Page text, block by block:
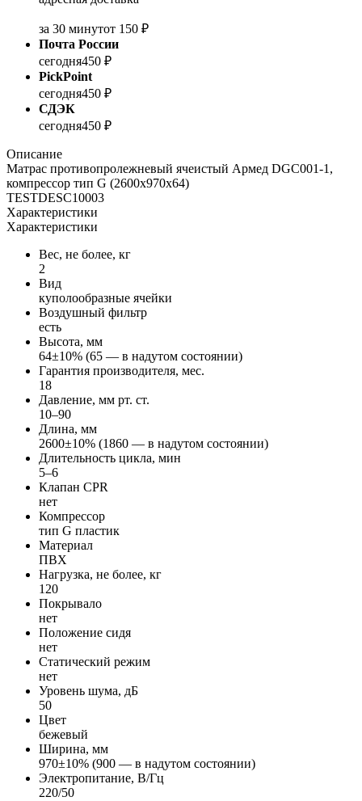
за 30 минутот 150 ₽
Почта России
сегодня450 ₽
PickPoint
сегодня450 ₽
СДЭК
сегодня450 ₽
Описание
Матрас противопролежневый ячеистый Армед DGC001-1,
компрессор тип G (2600x970x64)
TESTDESC10003
Характеристики
Характеристики
Вес, не более, кг
2
Вид
куполообразные ячейки
Воздушный фильтр
есть
Высота, мм
64±10% (65 — в надутом состоянии)
Гарантия производителя, мес.
18
Давление, мм рт. ст.
10–90
Длина, мм
2600±10% (1860 — в надутом состоянии)
Длительность цикла, мин
5–6
Клапан CPR
нет
Компрессор
тип G пластик
Материал
ПВХ
Нагрузка, не более, кг
120
Покрывало
нет
Положение сидя
нет
Статический режим
нет
Уровень шума, дБ
50
Цвет
бежевый
Ширина, мм
970±10% (900 — в надутом состоянии)
Электропитание, В/Гц
220/50